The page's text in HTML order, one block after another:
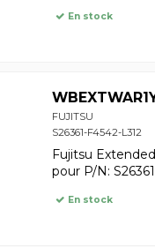
En stock
FUJITSU
S26361-F4542-L312
Fujitsu
pour P/N:
En stock